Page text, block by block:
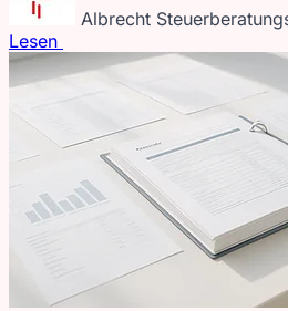
Albrecht
Lesen